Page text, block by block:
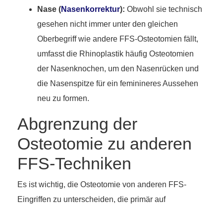
Nase (Nasenkorrektur): Obwohl sie technisch
gesehen nicht immer unter den gleichen
Oberbegriff wie andere FFS-Osteotomien fällt,
umfasst die Rhinoplastik häufig Osteotomien
der Nasenknochen, um den Nasenrücken und
die Nasenspitze für ein feminineres Aussehen
neu zu formen.
Abgrenzung der
Osteotomie zu anderen
FFS-Techniken
Es ist wichtig, die Osteotomie von anderen FFS-
Eingriffen zu unterscheiden, die primär auf